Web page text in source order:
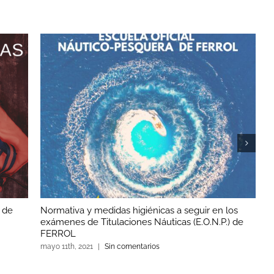
de
Normativa y medidas higiénicas a seguir en los
exámenes de Titulaciones Náuticas (E.O.N.P.) de
FERROL
mayo 11th, 2021 | Sin comentarios